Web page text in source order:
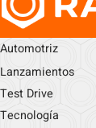
Automotriz
Lanzamientos
Test Drive
Tecnología